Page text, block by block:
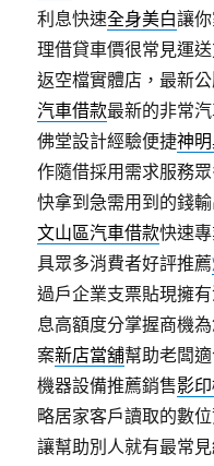
利息快速全身美白讓
理借貸車價很常見運
返空檔實體店，最新
汽車借款最新的非常
佛堂設計經驗便捷神
作隨借採用需求服務
快拿到急需用到的錢
文山區汽車借款快速
具眾多消費者好評推薦
過戶企業支票貼現擁
息高額度分掌握商機
案新店當舖幫助老闆
機器設備推薦銷售影
略居家客戶讀取的數
讓幫助別人就有最常